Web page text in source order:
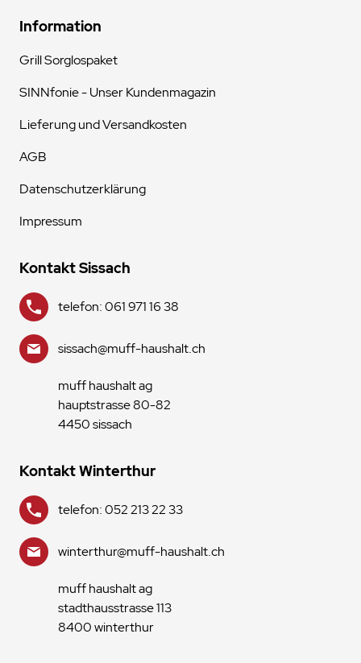
Information
Grill Sorglospaket
SINNfonie - Unser Kundenmagazin
Lieferung und Versandkosten
AGB
Datenschutzerklärung
Impressum
Kontakt Sissach
telefon: 061 971 16 38
sissach@muff-haushalt.ch
muff haushalt ag
hauptstrasse 80-82
4450 sissach
Kontakt Winterthur
telefon: 052 213 22 33
winterthur@muff-haushalt.ch
muff haushalt ag
stadthausstrasse 113
8400 winterthur